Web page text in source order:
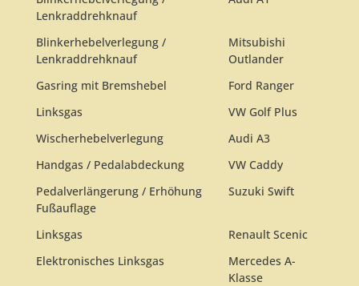
Lenkraddrehknauf
Blinkerhebelverlegung /
Lenkraddrehknauf
Mitsubishi
Outlander
Gasring mit Bremshebel
Ford Ranger
Linksgas
VW Golf Plus
Wischerhebelverlegung
Audi A3
Handgas / Pedalabdeckung
VW Caddy
Pedalverlängerung / Erhöhung
Fußauflage
Suzuki Swift
Linksgas
Renault Scenic
Elektronisches Linksgas
Mercedes A-
Klasse